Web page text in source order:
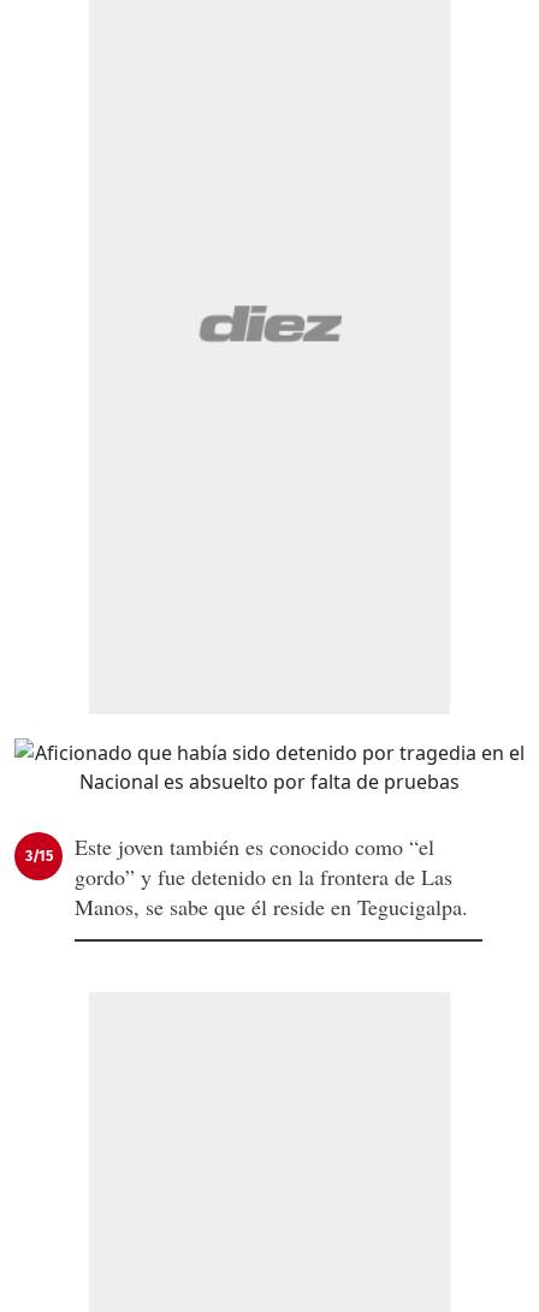
3/15
Este joven también es conocido como “el
gordo” y fue detenido en la frontera de Las
Manos, se sabe que él reside en Tegucigalpa.